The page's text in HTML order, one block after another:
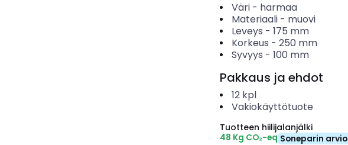
Väri- harmaa
Materiaali- muovi
Leveys - 175 mm
Korkeus - 250 mm
Syvyys - 100 mm
Pakkaus ja ehdot
12 kpl
Vakiokäyttötuote
Tuotteen hiilijalanjälki
48 Kg CO₂-eq Soneparin arvio